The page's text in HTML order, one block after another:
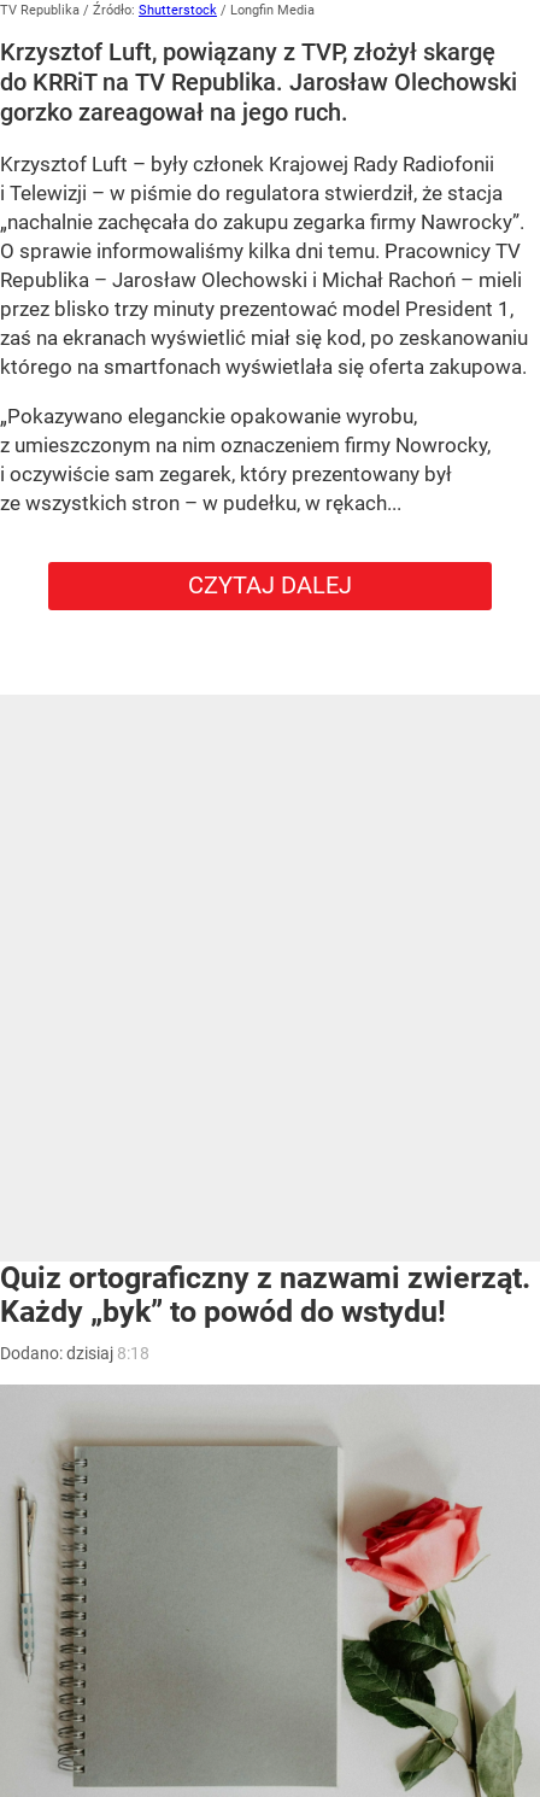
TV Republika / Źródło: Shutterstock / Longfin Media
Krzysztof Luft, powiązany z TVP, złożył skargę
do KRRiT na TV Republika. Jarosław Olechowski
gorzko zareagował na jego ruch.
Krzysztof Luft – były członek Krajowej Rady Radiofonii
i Telewizji – w piśmie do regulatora stwierdził, że stacja
„nachalnie zachęcała do zakupu zegarka firmy Nawrocky”.
O sprawie informowaliśmy kilka dni temu. Pracownicy TV
Republika – Jarosław Olechowski i Michał Rachoń – mieli
przez blisko trzy minuty prezentować model President 1,
zaś na ekranach wyświetlić miał się kod, po zeskanowaniu
którego na smartfonach wyświetlała się oferta zakupowa.
„Pokazywano eleganckie opakowanie wyrobu,
z umieszczonym na nim oznaczeniem firmy Nowrocky,
i oczywiście sam zegarek, który prezentowany był
ze wszystkich stron – w pudełku, w rękach...
CZYTAJ DALEJ
Quiz ortograficzny z nazwami zwierząt.
Każdy „byk” to powód do wstydu!
Dodano:dzisiaj 8:18